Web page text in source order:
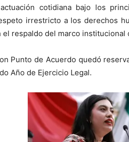
cotidiana bajo los
irrestricto a los derechos
el respaldo del marco institucional
Punto de Acuerdo quedó
Año de Ejercicio Legal.